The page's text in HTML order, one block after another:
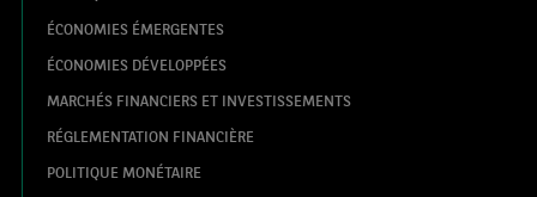
ÉCONOMIES ÉMERGENTES
ÉCONOMIES DÉVELOPPÉES
MARCHÉS FINANCIERS ET INVESTISSEMENTS
RÉGLEMENTATION FINANCIÈRE
POLITIQUE MONÉTAIRE